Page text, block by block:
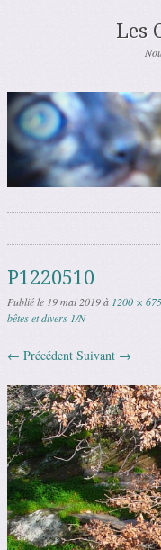
Les
P1220510
Publié le 19 mai 2019à 1200 × 675
bêtes et divers 1/N
← Précédent Suivant →